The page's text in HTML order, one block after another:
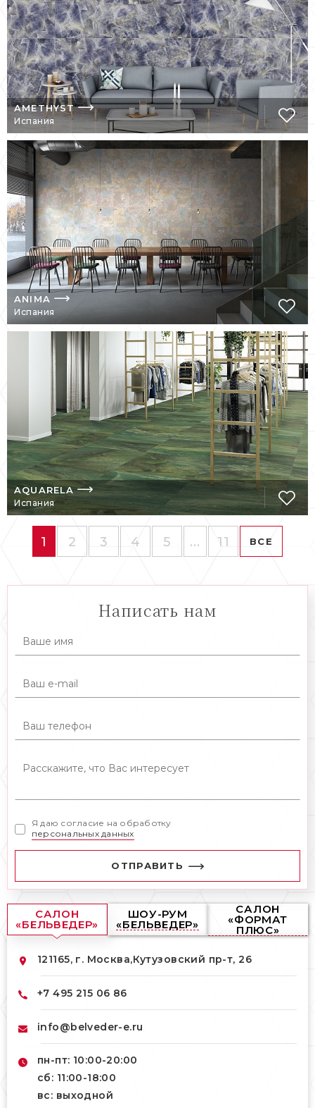
AMETHYST
Испания
ANIMA
Испания
AQUARELA
Испания
1 2 3 4 5 ... 11 ВСЕ
Написать нам
Я даю согласие на обработку
персональных данных
ОТПРАВИТЬ
САЛОН
«БЕЛЬВЕДЕР»
ШОУ-РУМ
«БЕЛЬВЕДЕР»
САЛОН
«ФОРМАТ
ПЛЮС»
121165, г. Москва,Кутузовский пр-т, 26
+7 495 215 06 86
info@belveder-e.ru
пн-пт: 10:00-20:00
сб: 11:00-18:00
вс: выходной